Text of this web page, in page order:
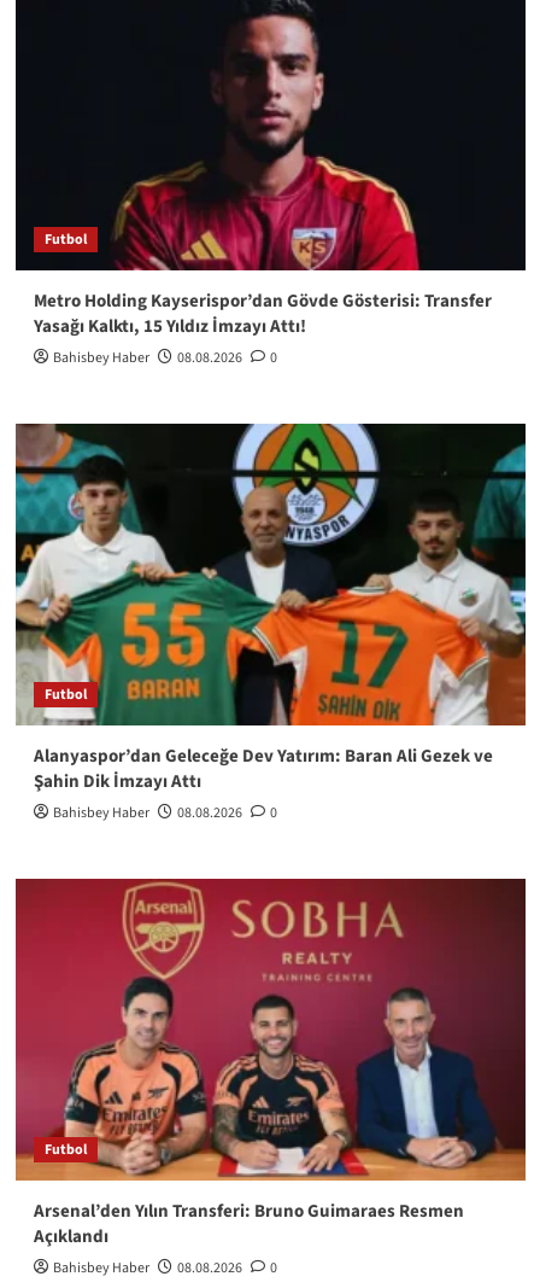
Futbol
Metro Holding Kayserispor’dan Gövde Gösterisi: Transfer
Yasağı Kalktı, 15 Yıldız İmzayı Attı!
Bahisbey Haber 08.08.2026 0
Futbol
Alanyaspor’dan Geleceğe Dev Yatırım: Baran Ali Gezek ve
Şahin Dik İmzayı Attı
Bahisbey Haber 08.08.2026 0
Futbol
Arsenal’den Yılın Transferi: Bruno Guimaraes Resmen
Açıklandı
Bahisbey Haber 08.08.2026 0